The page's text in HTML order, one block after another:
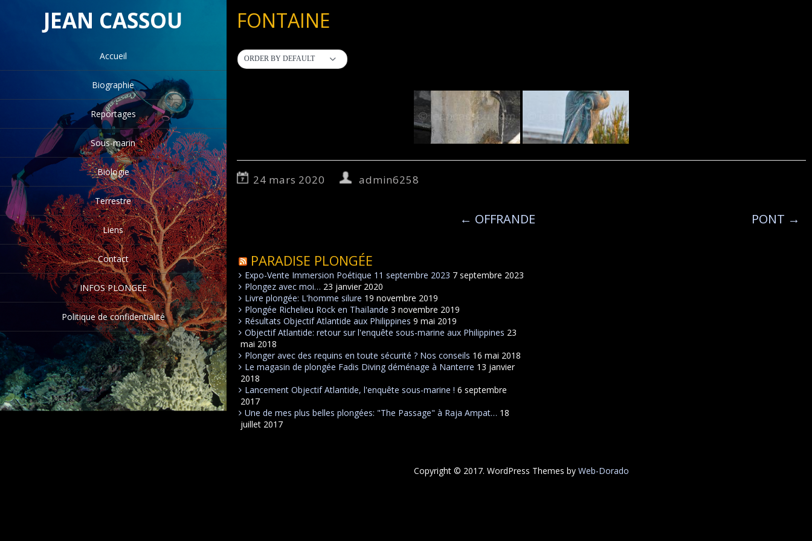
JEAN CASSOU
Accueil
Biographie
Reportages
Sous-marin
Biologie
Terrestre
Liens
Contact
INFOS PLONGEE
Politique de confidentialité
FONTAINE
ORDER BY DEFAULT
24 mars 2020 admin6258
← OFFRANDE PONT →
PARADISE PLONGÉE
Expo-Vente Immersion Poétique 11 septembre 2023 7 septembre 2023
Plongez avec moi… 23 janvier 2020
Livre plongée: L'homme silure 19 novembre 2019
Plongée Richelieu Rock en Thaïlande 3 novembre 2019
Résultats Objectif Atlantide aux Philippines 9 mai 2019
Objectif Atlantide: retour sur l'enquête sous-marine aux Philippines 23
mai 2018
Plonger avec des requins en toute sécurité ? Nos conseils 16 mai 2018
Le magasin de plongée Fadis Diving déménage à Nanterre 13 janvier
2018
Lancement Objectif Atlantide, l'enquête sous-marine ! 6 septembre
2017
Une de mes plus belles plongées: "The Passage" à Raja Ampat… 18
juillet 2017
Copyright © 2017. WordPress Themes byWeb-Dorado